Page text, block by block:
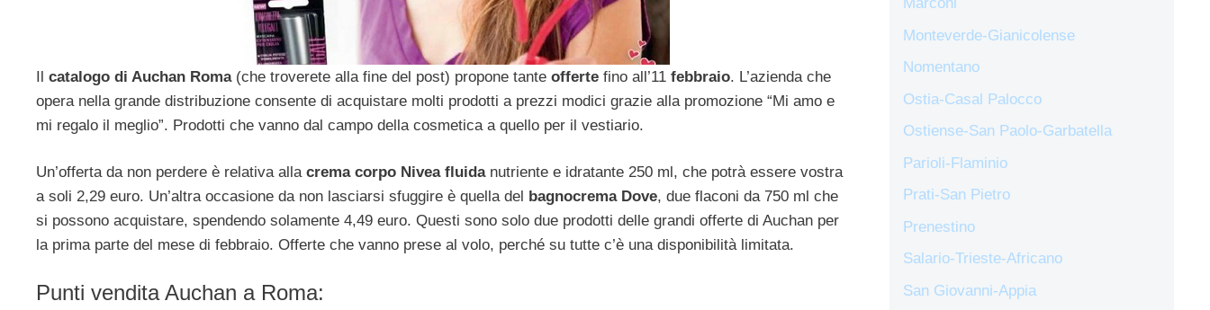
Il catalogo di Auchan Roma(che troverete alla fine del post) propone tante offerte fino all’11 febbraio. L’azienda che
opera nella grande distribuzione consente di acquistare molti prodotti a prezzi modici grazie alla promozione “Mi amo e
mi regalo il meglio”. Prodotti che vanno dal campo della cosmetica a quello per il vestiario.
Un’offerta da non perdere è relativa alla crema corpo Nivea fluidanutriente e idratante 250 ml, che potrà essere vostra
a soli 2,29 euro. Un’altra occasione da non lasciarsi sfuggire è quella del bagnocrema Dove, due flaconi da 750 ml che
si possono acquistare, spendendo solamente 4,49 euro. Questi sono solo due prodotti delle grandi offerte di Auchan per
la prima parte del mese di febbraio. Offerte che vanno prese al volo, perché su tutte c’è una disponibilità limitata.
Punti vendita Auchan a Roma:
Marconi
Monteverde-Gianicolense
Nomentano
Ostia-Casal Palocco
Ostiense-San Paolo-Garbatella
Parioli-Flaminio
Prati-San Pietro
Prenestino
Salario-Trieste-Africano
San Giovanni-Appia